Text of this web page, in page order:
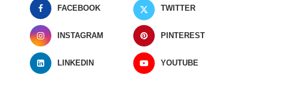
FACEBOOK TWITTER
INSTAGRAM PINTEREST
LINKEDIN YOUTUBE